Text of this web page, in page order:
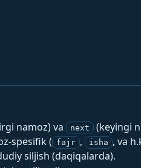
namoz) va next (keyingi
spesifik ( fajr , isha , va
siljish (daqiqalarda).